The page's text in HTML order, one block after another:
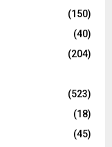
(150)
(40)
(204)
(523)
(18)
(45)